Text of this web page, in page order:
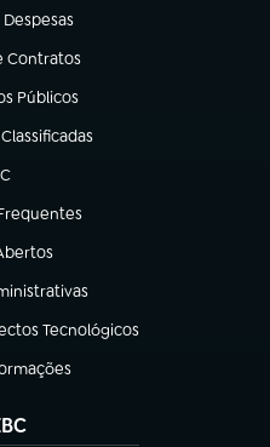
aba)
Contratos
aba)
Públicos
aba)
aba)
em nova aba)
aba)
nova aba)
aba)
Tecnológicos
aba)